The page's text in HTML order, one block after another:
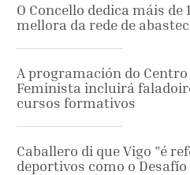
O Concello dedica máis de
mellora da rede de
A programación do
Feminista incluirá
cursos formativos
Caballero di que Vigo "é
deportivos como o